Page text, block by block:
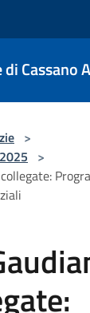
di Cassano
>
>